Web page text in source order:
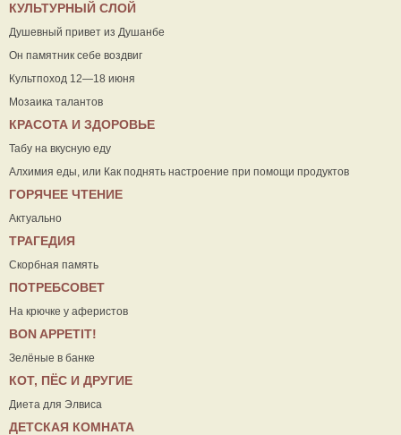
КУЛЬТУРНЫЙ СЛОЙ
Душевный привет из Душанбе
Он памятник себе воздвиг
Культпоход 12—18 июня
Мозаика талантов
КРАСОТА И ЗДОРОВЬЕ
Табу на вкусную еду
Алхимия еды, или Как поднять настроение при помощи продуктов
ГОРЯЧЕЕ ЧТЕНИЕ
Актуально
ТРАГЕДИЯ
Скорбная память
ПОТРЕБСОВЕТ
На крючке у аферистов
ВON APPETIT!
Зелёные в банке
КОТ, ПЁС И ДРУГИЕ
Диета для Элвиса
ДЕТСКАЯ КОМНАТА